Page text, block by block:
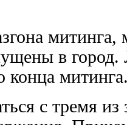
в город.
конца
с тремя